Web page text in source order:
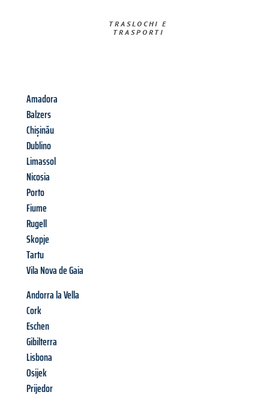
TRASLOCHI E
TRASPORTI​
Amadora
Balzers
Chișinău
Dublino
Limassol
Nicosia
Porto
Fiume
Rugell
Skopje
Tartu
Vila Nova de Gaia
Andorra la Vella
Cork
Eschen
Gibilterra
Lisbona
Osijek
Prijedor